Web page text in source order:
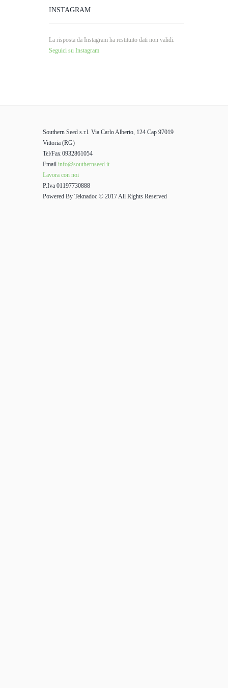
INSTAGRAM
La risposta da Instagram ha restituito dati non validi.
Seguici su Instagram
Southern Seed s.r.l. Via Carlo Alberto, 124 Cap 97019
Vittoria (RG)
Tel/Fax 0932861054
Email info@southernseed.it
Lavora con noi
P.Iva 01197730888
Powered By Teknadoc © 2017 All Rights Reserved